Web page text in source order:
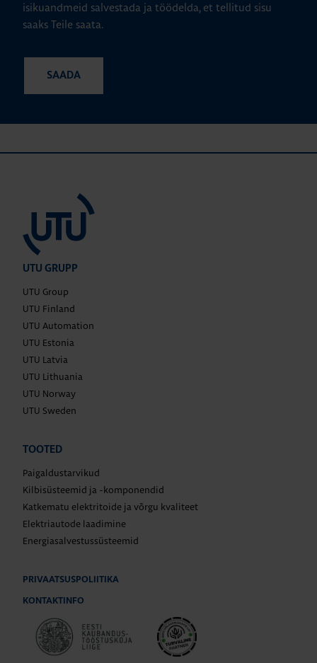
isikuandmeid salvestada ja töödelda, et tellitud sisu
saaks Teile saata.
UTU GRUPP
UTU Group
UTU Finland
UTU Automation
UTU Estonia
UTU Latvia
UTU Lithuania
UTU Norway
UTU Sweden
TOOTED
Paigaldustarvikud
Kilbisüsteemid ja -komponendid
Katkematu elektritoide ja võrgu kvaliteet
Elektriautode laadimine
Energiasalvestussüsteemid
PRIVAATSUSPOLIITIKA
KONTAKTINFO